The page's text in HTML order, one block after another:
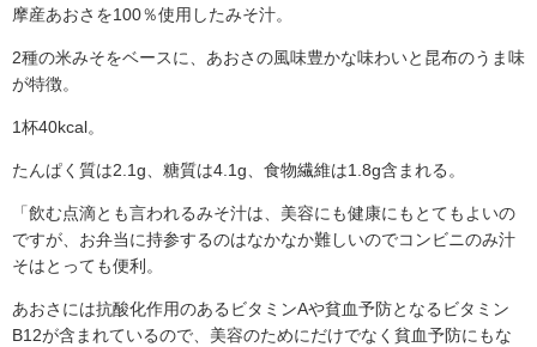
摩産あおさを100％使用したみそ汁。
2種の米みそをベースに、あおさの風味豊かな味わいと昆布のうま味
が特徴。
1杯40kcal。
たんぱく質は2.1g、糖質は4.1g、食物繊維は1.8g含まれる。
「飲む点滴とも言われるみそ汁は、美容にも健康にもとてもよいの
ですが、お弁当に持参するのはなかなか難しいのでコンビニのみ汁
そはとっても便利。
あおさには抗酸化作用のあるビタミンAや貧血予防となるビタミン
B12が含まれているので、美容のためにだけでなく貧血予防にもな